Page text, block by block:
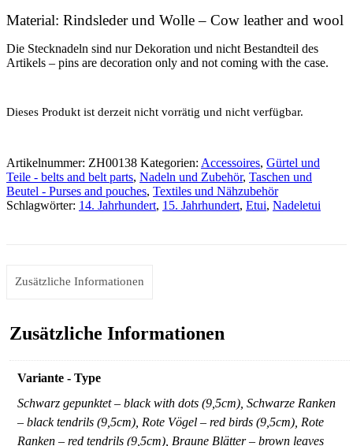
Material: Rindsleder und Wolle – Cow leather and wool
Die Stecknadeln sind nur Dekoration und nicht Bestandteil des
Artikels – pins are decoration only and not coming with the case.
Dieses Produkt ist derzeit nicht vorrätig und nicht verfügbar.
Artikelnummer: ZH00138 Kategorien: Accessoires, Gürtel und
Teile - belts and belt parts, Nadeln und Zubehör, Taschen und
Beutel - Purses and pouches, Textiles und Nähzubehör
Schlagwörter: 14. Jahrhundert, 15. Jahrhundert, Etui, Nadeletui
Zusätzliche Informationen
Zusätzliche Informationen
Variante - Type
Schwarz gepunktet – black with dots (9,5cm), Schwarze Ranken
– black tendrils (9,5cm), Rote Vögel – red birds (9,5cm), Rote
Ranken – red tendrils (9,5cm), Braune Blätter – brown leaves